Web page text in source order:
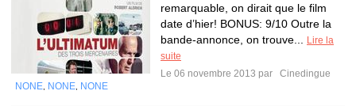
remarquable, on dirait que le film
date d’hier! BONUS: 9/10 Outre la
bande-annonce, on trouve...
Lire la
suite
Le 06 novembre 2013 par
Cinedingue
NONE NONE NONE